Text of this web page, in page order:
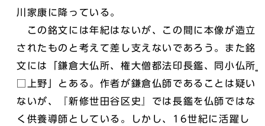
川家康に降っている。
この銘文には年紀はないが、この間に本像が造立
されたものと考えて差し支えないであろう。また銘
文には「鎌倉大仏所、権大僧都法印長鑑、同小仏所̻
□上野」とある。作者が鎌倉仏師であることは疑い
ないが、『新修世田谷区史』では長鑑を仏師ではな
く供養導師としている。しかし、16世紀に活躍し